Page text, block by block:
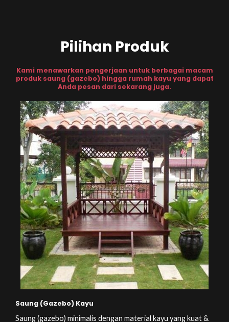
Pilihan Produk
Kami menawarkan pengerjaan untuk berbagai macam
produk saung (gazebo) hingga rumah kayu yang dapat
Anda pesan dari sekarang juga.
Saung (Gazebo) Kayu
Saung (gazebo) minimalis dengan material kayu yang kuat &